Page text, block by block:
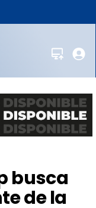
busca
de la